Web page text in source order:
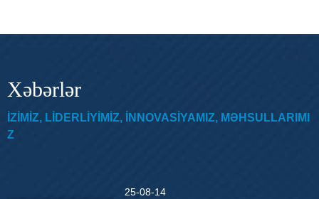
Xəbərlər
IZIMIZ, LIDERLIYIMIZ, INNOVASIYAMIZ, MƏHSULLARIMI
Z
25-08-14